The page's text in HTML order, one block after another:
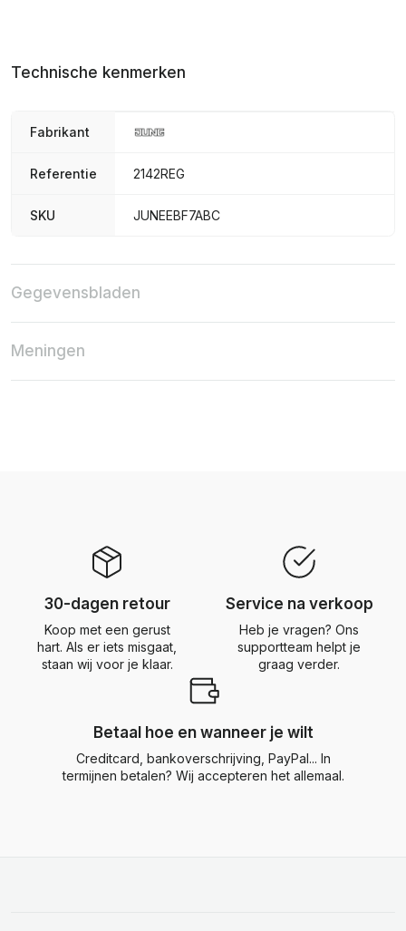
Technische kenmerken
Fabrikant
Referentie 2142REG
SKU JUNEEBF7ABC
Gegevensbladen
Meningen
30-dagen retour
Koop met een gerust
hart. Als er iets misgaat,
staan wij voor je klaar.
Service na verkoop
Heb je vragen? Ons
supportteam helpt je
graag verder.
Betaal hoe en wanneer je wilt
Creditcard, bankoverschrijving, PayPal... In
termijnen betalen? Wij accepteren het allemaal.